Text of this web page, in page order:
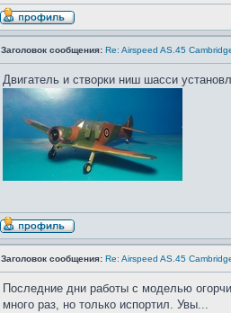
Заголовок сообщения: Re: Airspeed AS.45
Двигатель и створки ниш шасси
Заголовок сообщения: Re: Airspeed AS.45
Последние дни работы с моделью
много раз, но только испортил. Увы...